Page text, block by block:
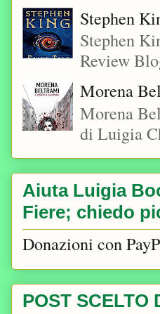
Stephen
Stephen
Review
Morena
Morena
di Luigia
Aiuta Luigia
Fiere; chiedo
Donazioni con
POST SCELTO